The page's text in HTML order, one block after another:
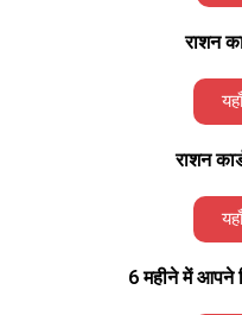
राशन
राशन
6 महीने में आपने